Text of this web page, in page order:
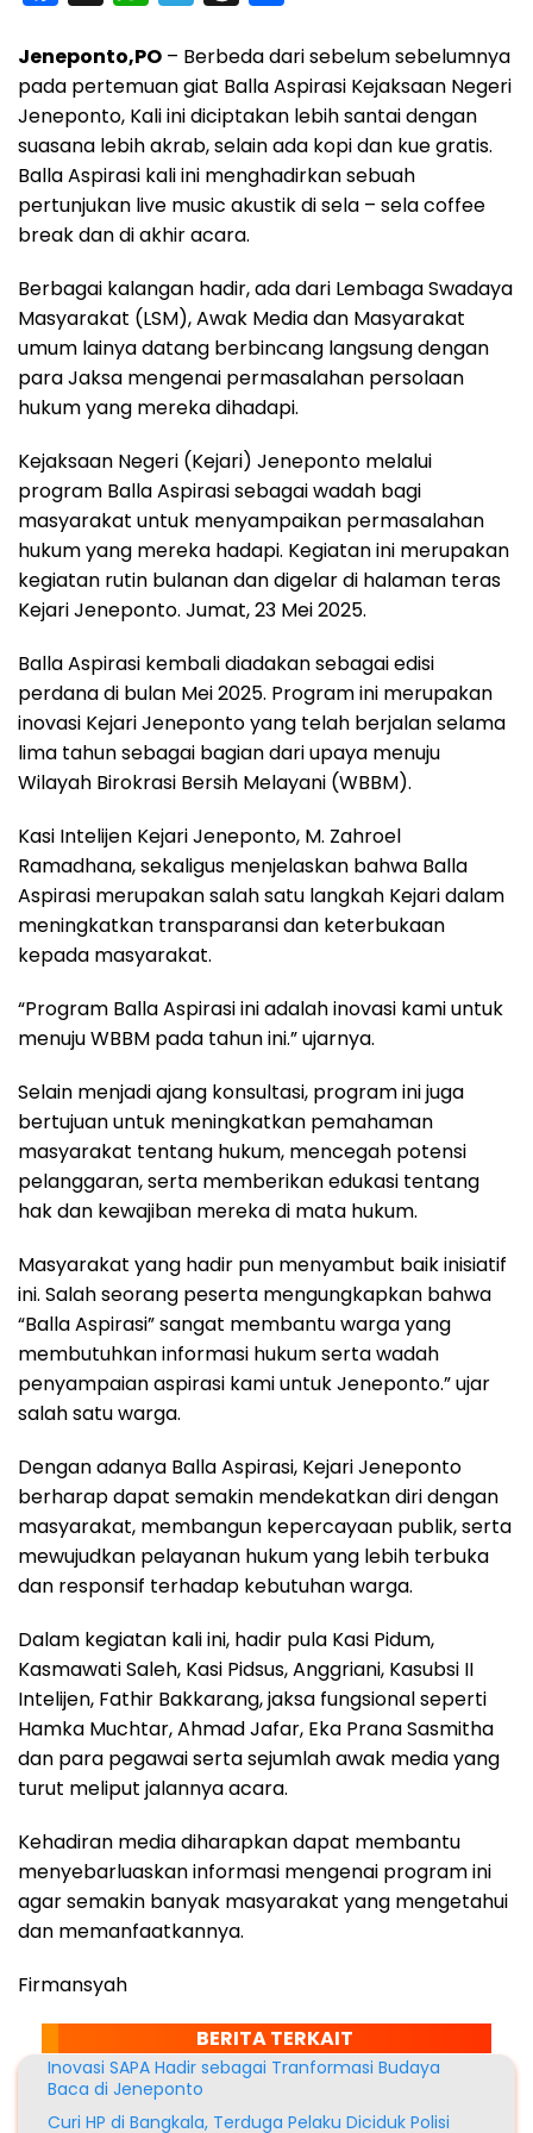
c
e
b
o
o
k
a
t
s
A
p
p
l
e
g
r
a
m
r
e
a
d
s
a
r
e
Jeneponto,PO – Berbeda dari sebelum sebelumnya
pada pertemuan giat Balla Aspirasi Kejaksaan Negeri
Jeneponto, Kali ini diciptakan lebih santai dengan
suasana lebih akrab, selain ada kopi dan kue gratis.
Balla Aspirasi kali ini menghadirkan sebuah
pertunjukan live music akustik di sela – sela coffee
break dan di akhir acara.
Berbagai kalangan hadir, ada dari Lembaga Swadaya
Masyarakat (LSM), Awak Media dan Masyarakat
umum lainya datang berbincang langsung dengan
para Jaksa mengenai permasalahan persolaan
hukum yang mereka dihadapi.
Kejaksaan Negeri (Kejari) Jeneponto melalui
program Balla Aspirasi sebagai wadah bagi
masyarakat untuk menyampaikan permasalahan
hukum yang mereka hadapi. Kegiatan ini merupakan
kegiatan rutin bulanan dan digelar di halaman teras
Kejari Jeneponto. Jumat, 23 Mei 2025.
Balla Aspirasi kembali diadakan sebagai edisi
perdana di bulan Mei 2025. Program ini merupakan
inovasi Kejari Jeneponto yang telah berjalan selama
lima tahun sebagai bagian dari upaya menuju
Wilayah Birokrasi Bersih Melayani (WBBM).
Kasi Intelijen Kejari Jeneponto, M. Zahroel
Ramadhana, sekaligus menjelaskan bahwa Balla
Aspirasi merupakan salah satu langkah Kejari dalam
meningkatkan transparansi dan keterbukaan
kepada masyarakat.
“Program Balla Aspirasi ini adalah inovasi kami untuk
menuju WBBM pada tahun ini.” ujarnya.
Selain menjadi ajang konsultasi, program ini juga
bertujuan untuk meningkatkan pemahaman
masyarakat tentang hukum, mencegah potensi
pelanggaran, serta memberikan edukasi tentang
hak dan kewajiban mereka di mata hukum.
Masyarakat yang hadir pun menyambut baik inisiatif
ini. Salah seorang peserta mengungkapkan bahwa
“Balla Aspirasi” sangat membantu warga yang
membutuhkan informasi hukum serta wadah
penyampaian aspirasi kami untuk Jeneponto.” ujar
salah satu warga.
Dengan adanya Balla Aspirasi, Kejari Jeneponto
berharap dapat semakin mendekatkan diri dengan
masyarakat, membangun kepercayaan publik, serta
mewujudkan pelayanan hukum yang lebih terbuka
dan responsif terhadap kebutuhan warga.
Dalam kegiatan kali ini, hadir pula Kasi Pidum,
Kasmawati Saleh, Kasi Pidsus, Anggriani, Kasubsi II
Intelijen, Fathir Bakkarang, jaksa fungsional seperti
Hamka Muchtar, Ahmad Jafar, Eka Prana Sasmitha
dan para pegawai serta sejumlah awak media yang
turut meliput jalannya acara.
Kehadiran media diharapkan dapat membantu
menyebarluaskan informasi mengenai program ini
agar semakin banyak masyarakat yang mengetahui
dan memanfaatkannya.
Firmansyah
BERITA TERKAIT
Inovasi SAPA Hadir sebagai Tranformasi Budaya
Baca di Jeneponto
Curi HP di Bangkala, Terduga Pelaku Diciduk Polisi